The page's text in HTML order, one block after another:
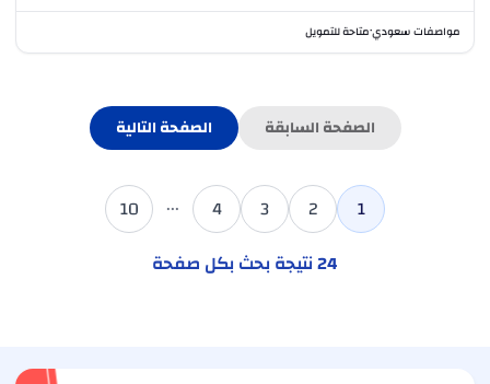
مواصفات سعودي•متاحة للتمويل
الصفحة السابقة الصفحة التالية
1
2
3
4
...
10
24نتيجة بحث بكل صفحة